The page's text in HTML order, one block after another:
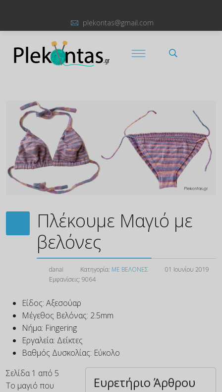
plekontas@gmail.com
Πλέκουμε Μαγιό με
βελόνες
danai Κατηγορία: ΜΕ ΒΕΛΟΝΕΣ
01 Ιουνίου 2019
Εμφανίσεις: 9064
Είδος: Αξεσούαρ
Μέγεθος Βελόνας: 2.5mm
Νήμα: Fingering
Εργαλεία: Δείκτες
Βαθμός Δυσκολίας: Εύκολο
Ευρετήριο Άρθρου
Σελίδα 1 από 5
Το μαγιό που